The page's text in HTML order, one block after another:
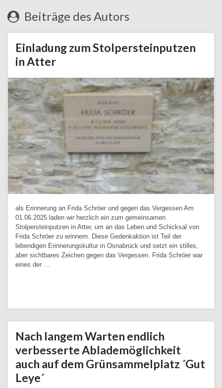
Beiträge des Autors
Einladung zum Stolpersteinputzen
in Atter
als Erinnerung an Frida Schröer und gegen das Vergessen Am
01.06.2025 laden wir herzlich ein zum gemeinsamen
Stolpersteinputzen in Atter, um an das Leben und Schicksal von
Frida Schröer zu erinnern. Diese Gedenkaktion ist Teil der
lebendigen Erinnerungskultur in Osnabrück und setzt ein stilles,
aber sichtbares Zeichen gegen das Vergessen. Frida Schröer war
eines der …
Nach langem Warten endlich
verbesserte Ablademöglichkeit
auch auf dem Grünsammelplatz ´Gut
Leye´